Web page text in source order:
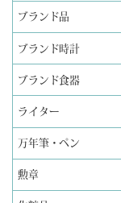
ブランド品
ブランド時計
ブランド食器
ライター
万年筆・ペン
勲章